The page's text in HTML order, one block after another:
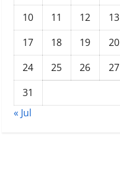
10
11 12 13
17
18 19 20
24
25 26 27
31
« Jul